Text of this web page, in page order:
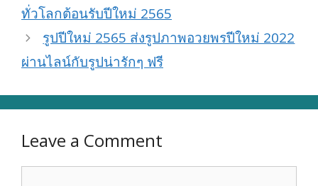
ทั่วโลกต้อนรับปีใหม่ 2565
รูปปีใหม่ 2565 ส่งรูปภาพอวยพรปีใหม่ 2022
ผ่านไลน์กับรูปน่ารักๆ ฟรี
Leave a Comment